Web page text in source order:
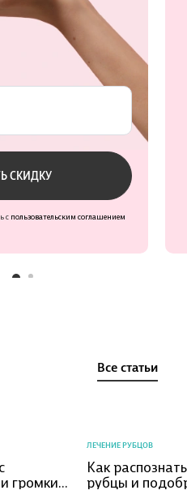
СКИДКУ
с пользовательским соглашением
Все статьи
громких
ЛЕЧЕНИЕ РУБЦОВ
Как
рубцы и